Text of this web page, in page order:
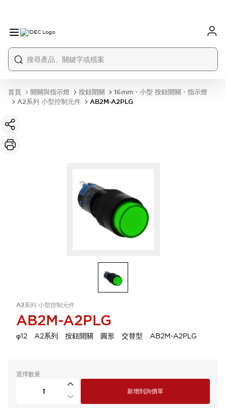
首頁 開關與指示燈 按鈕開關
16mm・小型 按鈕開關・指示燈
A2系列 小型控制元件
AB2M-A2PLG
A2系列 小型控制元件
AB2M-A2PLG
φ12 A2系列 按鈕開關 圓形 交替型 AB2M-A2PLG
選擇數量
新增到詢價單